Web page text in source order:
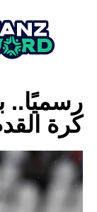
رسميًا..
كرة